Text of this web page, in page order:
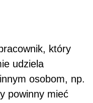
który
udziela
osobom, np.
powinny mieć